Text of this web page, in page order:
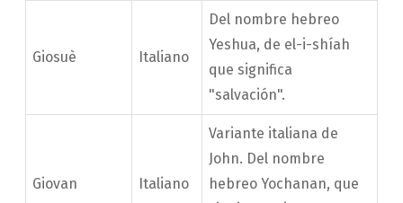
Giosuè Italiano
Del nombre hebreo
Yeshua, de el-i-shíah
que significa
"salvación".
Giovan Italiano
Variante italiana de
John. Del nombre
hebreo Yochanan, que